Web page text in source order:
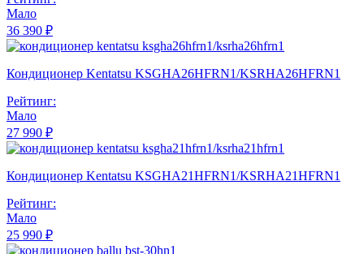
Мало
36 390 ₽
Кондиционер Kentatsu KSGHA26HFRN1/KSRHA26HFRN1
Рейтинг:
Мало
27 990 ₽
Кондиционер Kentatsu KSGHA21HFRN1/KSRHA21HFRN1
Рейтинг:
Мало
25 990 ₽